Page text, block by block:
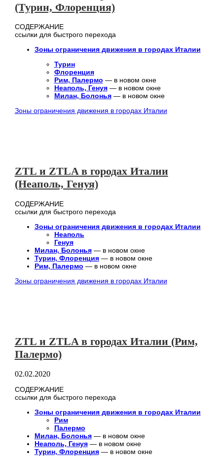
(Турин, Флоренция)
СОДЕРЖАНИЕ
ссылки для быстрого перехода
Зоны ограничения движения в городах Италии
Турин
Флоренция
Рим, Палермо — в новом окне
Неаполь, Генуя— в новом окне
Милан, Болонья— в новом окне
Зоны ограничения движения в городах Италии
ZTL и ZTLA в городах Италии
(Неаполь, Генуя)
СОДЕРЖАНИЕ
ссылки для быстрого перехода
Зоны ограничения движения в городах Италии
Неаполь
Генуя
Милан, Болонья— в новом окне
Турин, Флоренция— в новом окне
Рим, Палермо — в новом окне
Зоны ограничения движения в городах Италии
ZTL и ZTLA в городах Италии (Рим,
Палермо)
02.02.2020
СОДЕРЖАНИЕ
ссылки для быстрого перехода
Зоны ограничения движения в городах Италии
Рим
Палермо
Милан, Болонья— в новом окне
Неаполь, Генуя— в новом окне
Турин, Флоренция— в новом окне